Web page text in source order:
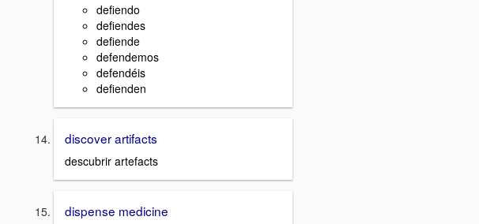
defiendo
defiendes
defiende
defendemos
defendéis
defienden
discover artifacts
descubrir artefacts
dispense medicine